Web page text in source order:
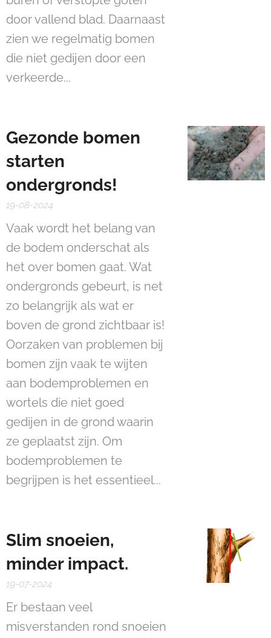
door vallend blad. Daarnaast
zien we regelmatig bomen
die niet gedijen door een
verkeerde...
Gezonde bomen
starten
ondergronds!
19-08-2024
Vaak wordt het belang van
de bodem onderschat als
het over bomen gaat. Wat
ondergronds gebeurt, is net
zo belangrijk als wat er
boven de grond zichtbaar is!
Oorzaken van problemen bij
bomen zijn vaak te wijten
aan bodemproblemen en
wortels die niet goed
gedijen in de grond waarin
ze geplaatst zijn. Om
bodemproblemen te
begrijpen is het essentieel...
Slim snoeien,
minder impact.
19-07-2024
Er bestaan veel
misverstanden rond snoeien